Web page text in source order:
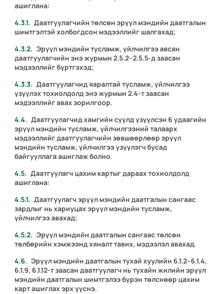
ашиглана:
Даатгуулагчийн төлсөн эрүүл мэндийн даатгалын
шимтгэлтэй холбогдсон мэдээллийг шалгахад;
Эрүүл мэндийн тусламж, үйлчилгээ авсан
даатгуулагчийн энэ журмын 2.5.2–2.5.5-д заасан
мэдээллийг бүртгэхэд;
Даатгуулагчид яаралтай тусламж, үйлчилгээ
үзүүлэх тохиолдолд энэ журмын 2.4-т заасан
мэдээллийг авах зорилгоор.
Даатгуулагчид хамгийн сүүлд үзүүлсэн 6 удаагийн
эрүүл мэндийн тусламж, үйлчилгээний талаарх
мэдээллийг даатгуулагчийн зөвшөөрлөөр эрүүл
мэндийн тусламж, үйлчилгээ үзүүлэгч бусад
байгууллага ашиглаж болно.
Даатгуулагч цахим картыг дараах тохиолдолд
ашиглана:
Даатгуулагч эрүүл мэндийн даатгалын сангаас
зардлыг нь хариуцах эрүүл мэндийн тусламж,
үйлчилгээ авахад;
Эрүүл мэндийн даатгалын сангаас төлсөн
төлбөрийн хэмжээнд хяналт тавих, мэдээлэл авахад.
Эрүүл мэндийн даатгалын тухай хуулийн 6.1.2–6.1.4,
6.1.9, 6.1.12-т заасан даатгуулагч нь тухайн жилийн эрүүл
мэндийн даатгалын шимтгэлээ бүрэн төлснөөр цахим
карт ашиглах эрх үүснэ.